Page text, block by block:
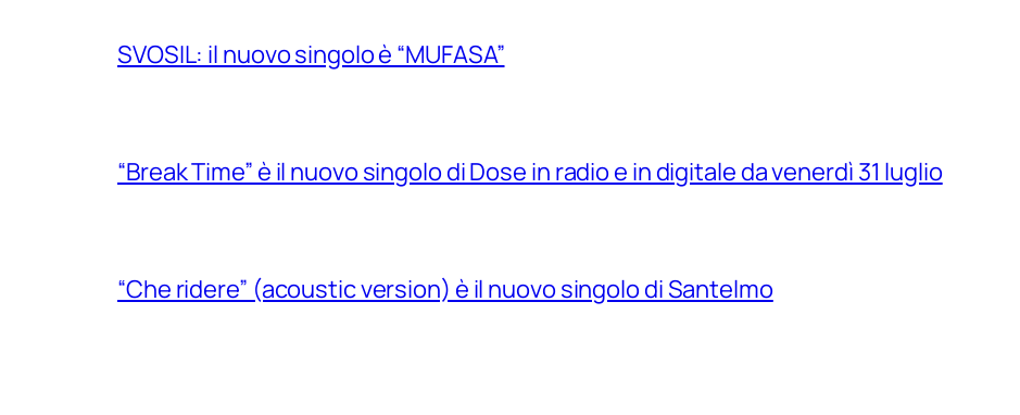
SVOSIL: il nuovo singolo è “MUFASA”
“Break Time” è il nuovo singolo di Dose in radio e in digitale da venerdì 31 luglio
“Che ridere” (acoustic version) è il nuovo singolo di Santelmo